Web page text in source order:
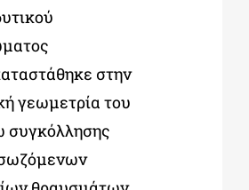
στην
γεωμετρία του
συγκόλλησης